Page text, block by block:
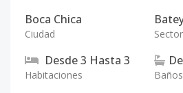
Boca Chica
Ciudad Sector
Desde3 Hasta 3
Habitaciones Baños